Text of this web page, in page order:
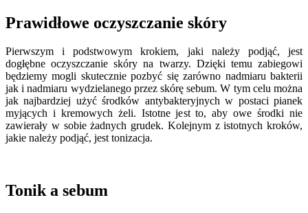
Prawidłowe oczyszczanie skóry
Pierwszym i podstwowym krokiem, jaki należy podjąć, jest
dogłębne oczyszczanie skóry na twarzy. Dzięki temu zabiegowi
będziemy mogli skutecznie pozbyć się zarówno nadmiaru bakterii
jak i nadmiaru wydzielanego przez skórę sebum. W tym celu można
jak najbardziej użyć środków antybakteryjnych w postaci pianek
myjących i kremowych żeli. Istotne jest to, aby owe środki nie
zawierały w sobie żadnych grudek. Kolejnym z istotnych kroków,
jakie należy podjąć, jest tonizacja.
Tonik a sebum